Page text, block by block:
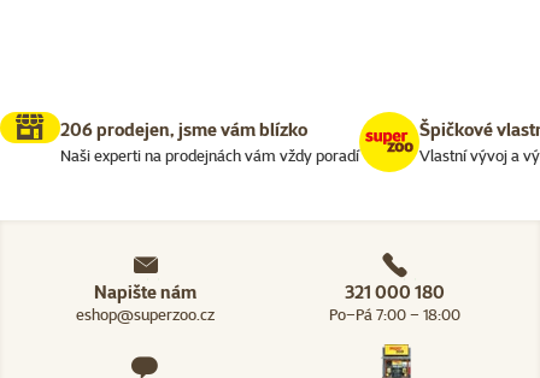
206 prodejen, jsme vám blízko
Naši experti na prodejnách vám vždy poradí
Špičkové
Vlastní vývoj a
Napište nám
eshop@superzoo.cz
321 000 180
Po–Pá 7:00 – 18:00